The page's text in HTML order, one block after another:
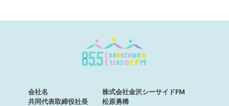
会社名
株式会社金沢シーサイドFM
共同代表取締役社長
松原勇稀